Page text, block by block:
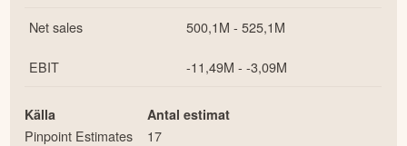
Net sales 500,1M - 525,1M
EBIT -11,49M - -3,09M
Källa
Pinpoint Estimates
Antal estimat
17